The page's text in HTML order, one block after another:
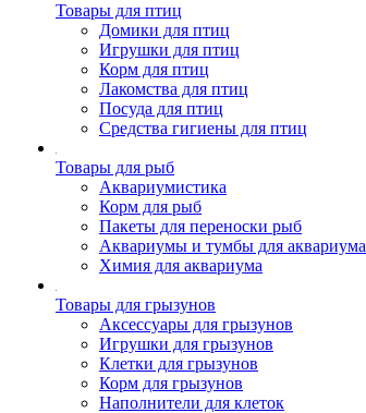
Товары для птиц
Домики для птиц
Игрушки для птиц
Корм для птиц
Лакомства для птиц
Посуда для птиц
Средства гигиены для птиц
Товары для рыб
Аквариумистика
Корм для рыб
Пакеты для переноски рыб
Аквариумы и тумбы для аквариума
Химия для аквариума
Товары для грызунов
Аксессуары для грызунов
Игрушки для грызунов
Клетки для грызунов
Корм для грызунов
Наполнители для клеток